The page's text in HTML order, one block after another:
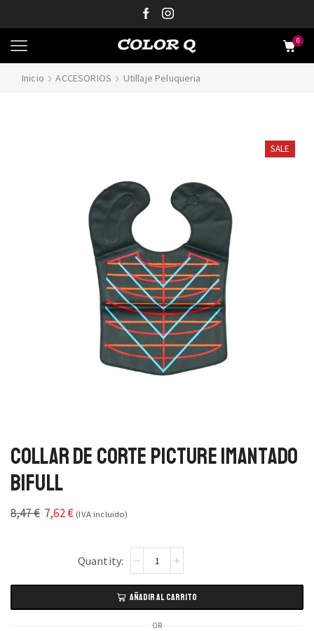
0
Inicio ACCESORIOS Utillaje Peluqueria
SALE
Collar de Corte Picture Imantado
Bifull
8,47€ 7,62€ (IVA incluido)
AÑADIR AL CARRITO
OR